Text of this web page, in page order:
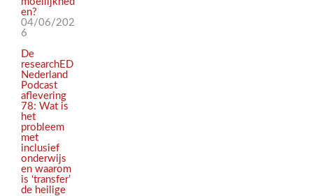
en?
04/06/202
6
De
researchED
Nederland
Podcast
aflevering
78: Wat is
het
probleem
met
inclusief
onderwijs
en waarom
is ‘transfer’
de heilige